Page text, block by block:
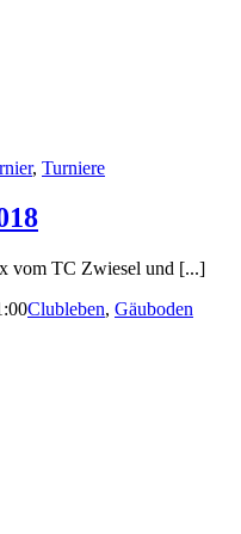
, Turniere
vom TC Zwiesel und [...]
Clubleben, Gäuboden